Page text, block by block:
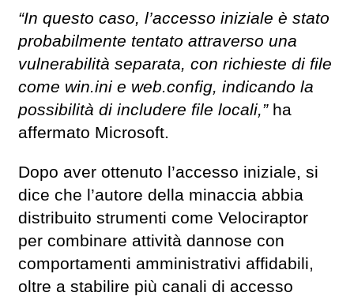
“In questo caso, l’accesso iniziale è stato
probabilmente tentato attraverso una
vulnerabilità separata, con richieste di file
come win.ini e web.config, indicando la
possibilità di includere file locali,”ha
affermato Microsoft.
Dopo aver ottenuto l’accesso iniziale, si
dice che l’autore della minaccia abbia
distribuito strumenti come Velociraptor
per combinare attività dannose con
comportamenti amministrativi affidabili,
oltre a stabilire più canali di accesso